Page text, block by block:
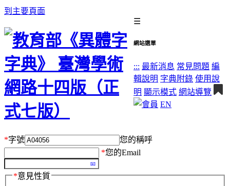
到主要頁面
☰
網站選單
::: 最新消息 常見問題 編
輯說明 字典附錄 使用說
明 顯示模式 網站導覽
EN
*字號
您的稱呼
*您的Email
*意見性質